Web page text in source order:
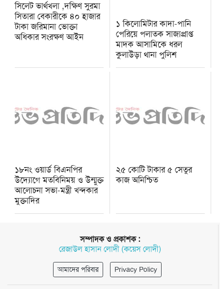
সিলেট ভার্থখলা ,দক্ষিণ সুরমা
সিতারা বেকারীকে ৪০ হাজার
টাকা জরিমানা ভোক্তা
অধিকার সংরক্ষণ আইন
১ কিলোমিটার কাদা-পানি
পেরিয়ে পলাতক সাজাপ্রাপ্ত
মাদক আসামিকে ধরল
কুলাউড়া থানা পুলিশ
১৮নং ওয়ার্ড বিএনপির
উদ্যোগে মতবিনিময় ও উন্মুক্ত
আলোচনা সভা-মন্ত্রী খন্দকার
মুক্তাদির
২৫ কোটি টাকার ৫ সেতুর
কাজ অনিশ্চিত
সম্পাদক ও প্রকাশক :
রেজাউল হাসান লোদী (কয়েস লোদী)
আমাদের পরিবার Privacy Policy